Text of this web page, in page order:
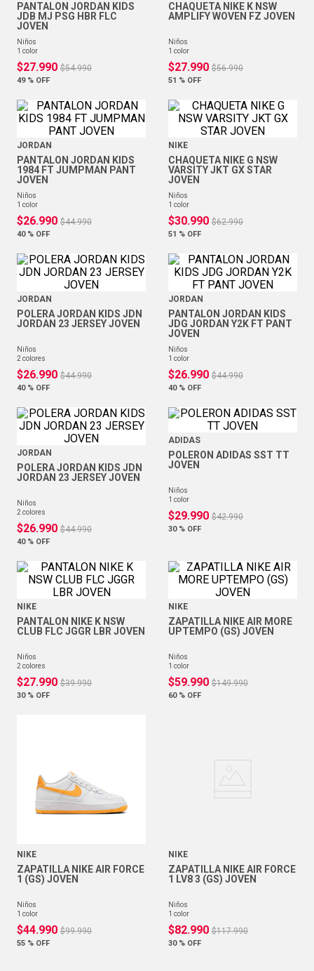
PANTALON JORDAN KIDS
JDB MJ PSG HBR FLC
JOVEN
niños
1 color
$27.990 $54.990
49 % OFF
CHAQUETA NIKE K NSW
AMPLIFY WOVEN FZ JOVEN
niños
1 color
$27.990 $56.990
51 % OFF
JORDAN
PANTALON JORDAN KIDS
1984 FT JUMPMAN PANT
JOVEN
niños
1 color
$26.990 $44.990
40 % OFF
NIKE
CHAQUETA NIKE G NSW
VARSITY JKT GX STAR
JOVEN
niños
1 color
$30.990 $62.990
51 % OFF
JORDAN
POLERA JORDAN KIDS JDN
JORDAN 23 JERSEY JOVEN
niños
2 colores
$26.990 $44.990
40 % OFF
JORDAN
PANTALON JORDAN KIDS
JDG JORDAN Y2K FT PANT
JOVEN
niños
1 color
$26.990 $44.990
40 % OFF
JORDAN
POLERA JORDAN KIDS JDN
JORDAN 23 JERSEY JOVEN
niños
2 colores
$26.990 $44.990
40 % OFF
ADIDAS
POLERON ADIDAS SST TT
JOVEN
niños
1 color
$29.990 $42.990
30 % OFF
NIKE
PANTALON NIKE K NSW
CLUB FLC JGGR LBR JOVEN
niños
2 colores
$27.990 $39.990
30 % OFF
NIKE
ZAPATILLA NIKE AIR MORE
UPTEMPO (GS) JOVEN
niños
1 color
$59.990 $149.990
60 % OFF
NIKE
ZAPATILLA NIKE AIR FORCE
1 (GS) JOVEN
niños
1 color
$44.990 $99.990
55 % OFF
NIKE
ZAPATILLA NIKE AIR FORCE
1 LV8 3 (GS) JOVEN
niños
1 color
$82.990 $117.990
30 % OFF